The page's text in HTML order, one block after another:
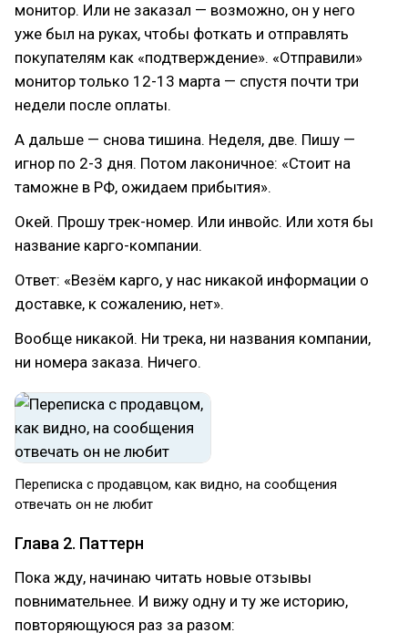
монитор. Или не заказал — возможно, он у него
уже был на руках, чтобы фоткать и отправлять
покупателям как «подтверждение». «Отправили»
монитор только 12-13 марта — спустя почти три
недели после оплаты.
А дальше — снова тишина. Неделя, две. Пишу —
игнор по 2-3 дня. Потом лаконичное: «Стоит на
таможне в РФ, ожидаем прибытия».
Окей. Прошу трек-номер. Или инвойс. Или хотя бы
название карго-компании.
Ответ: «Везём карго, у нас никакой информации о
доставке, к сожалению, нет».
Вообще никакой. Ни трека, ни названия компании,
ни номера заказа. Ничего.
Переписка с продавцом, как видно, на сообщения
отвечать он не любит
Глава 2. Паттерн
Пока жду, начинаю читать новые отзывы
повнимательнее. И вижу одну и ту же историю,
повторяющуюся раз за разом: